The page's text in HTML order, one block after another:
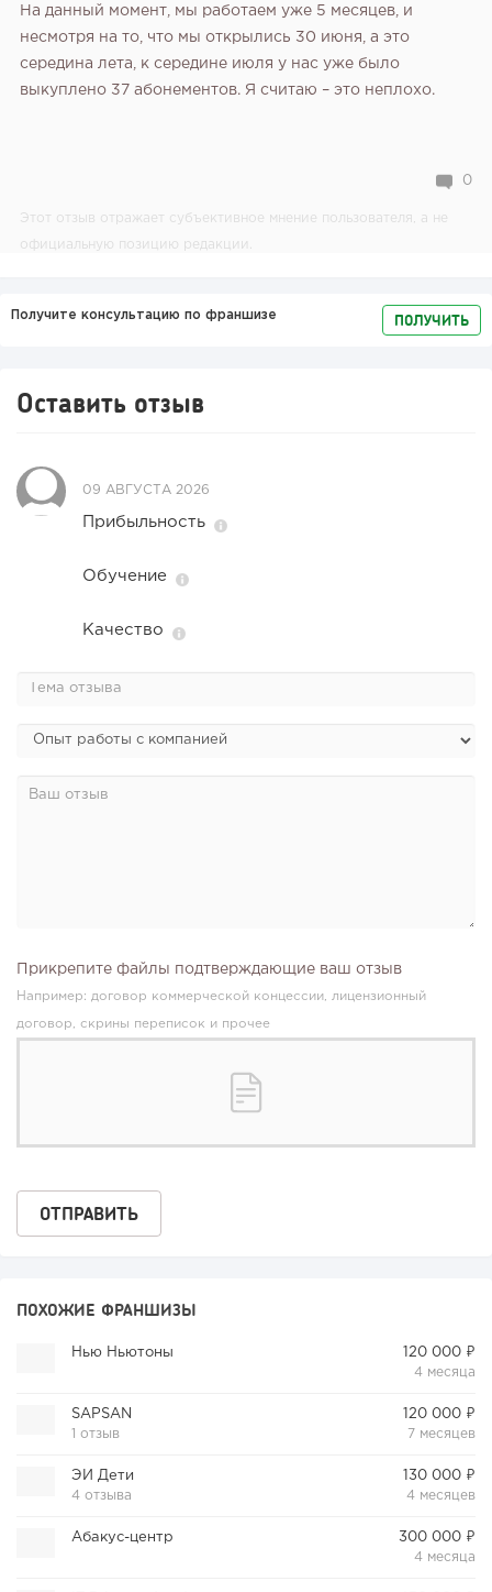
На данный момент, мы работаем уже 5 месяцев, и
несмотря на то, что мы открылись 30 июня, а это
середина лета, к середине июля у нас уже было
выкуплено 37 абонементов. Я считаю – это неплохо.
0
Этот отзыв отражает субъективное мнение пользователя, а не
официальную позицию редакции.
Получите консультацию по франшизе ПОЛУЧИТЬ
Оставить отзыв
09 АВГУСТА 2026
Прибыльность
Обучение
Качество
Прикрепите файлы подтверждающие ваш отзыв
Например: договор коммерческой концессии, лицензионный
договор, скрины переписок и прочее
ПОХОЖИЕ ФРАНШИЗЫ
Нью Ньютоны
120 000 ₽
4 месяца
SAPSAN
1 отзыв
120 000 ₽
7 месяцев
ЭИ Дети
4 отзыва
130 000 ₽
4 месяцев
Абакус-центр
300 000 ₽
4 месяца